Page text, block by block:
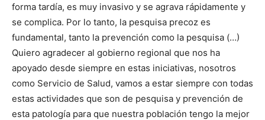
forma tardía, es muy invasivo y se agrava rápidamente y
se complica. Por lo tanto, la pesquisa precoz es
fundamental, tanto la prevención como la pesquisa (…)
Quiero agradecer al gobierno regional que nos ha
apoyado desde siempre en estas iniciativas, nosotros
como Servicio de Salud, vamos a estar siempre con todas
estas actividades que son de pesquisa y prevención de
esta patología para que nuestra población tengo la mejor